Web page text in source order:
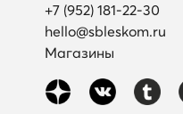
+7 (952) 181-22-30
hello@sbleskom.ru
Магазины